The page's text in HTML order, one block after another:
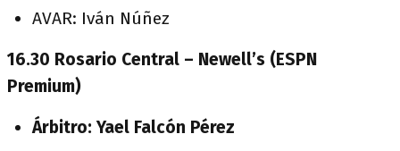
AVAR: Iván Núñez
16.30 Rosario Central – Newell’s (ESPN
Premium)
Árbitro: Yael Falcón Pérez